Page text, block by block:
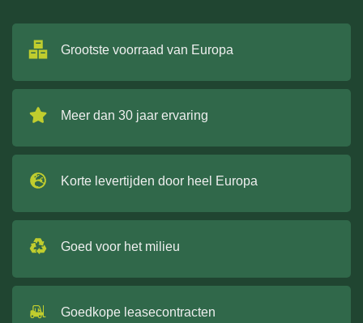
Grootste voorraad van Europa
Meer dan 30 jaar ervaring
Korte levertijden door heel Europa
Goed voor het milieu
Goedkope leasecontracten